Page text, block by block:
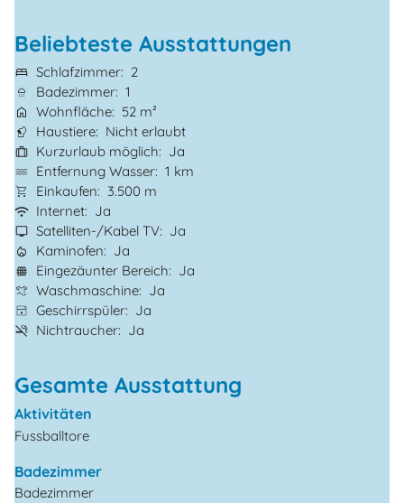
Beliebteste Ausstattungen
Schlafzimmer
2
Badezimmer 1
Wohnfläche
52 m²
Haustiere
Nicht erlaubt
Kurzurlaub möglich
Ja
Entfernung Wasser 1 km
Einkaufen
3.500 m
Internet
Ja
Satelliten-/Kabel TV
Ja
Kaminofen
Ja
Eingezäunter Bereich
Ja
Waschmaschine
Ja
Geschirrspüler
Ja
Nichtraucher
Ja
Gesamte Ausstattung
Aktivitäten
Fussballtore
Badezimmer
Badezimmer